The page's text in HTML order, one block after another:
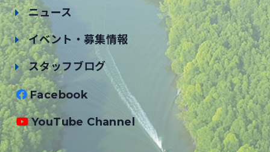
ニュース
イベント・募集情報
スタッフブログ
Facebook
YouTube Channel